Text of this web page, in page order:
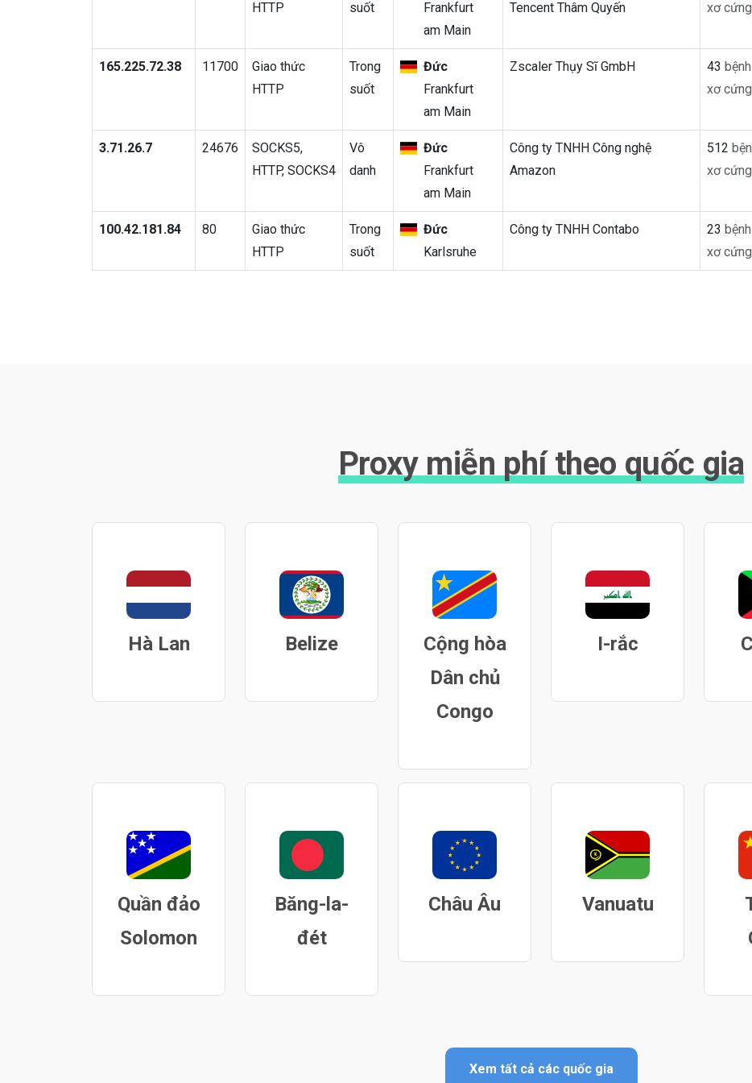
HTTP suốt
Frankfurt
am Main
Tencent Thâm Quyến xơ cứng
165.225.72.38 11700
Giao thức
HTTP
Trong
suốt
Đức
Frankfurt
am Main
Zscaler Thụy Sĩ GmbH 43
xơ cứng
3.71.26.7 24676
SOCKS5,
HTTP, SOCKS4
Vô
danh
Đức
Frankfurt
am Main
Công ty TNHH Công nghệ
Amazon
512
xơ cứng
100.42.181.84 80
Giao thức
HTTP
Trong
suốt
Đức
Karlsruhe
Công ty TNHH Contabo 23
xơ cứng
Proxy miễn phí theo quốc gia
Hà Lan Belize
Cộng hòa
Dân chủ
Congo
I-rắc
Quần đảo
Solomon
Băng-la-
đét
Châu Âu Vanuatu
Xem tất cả các quốc gia